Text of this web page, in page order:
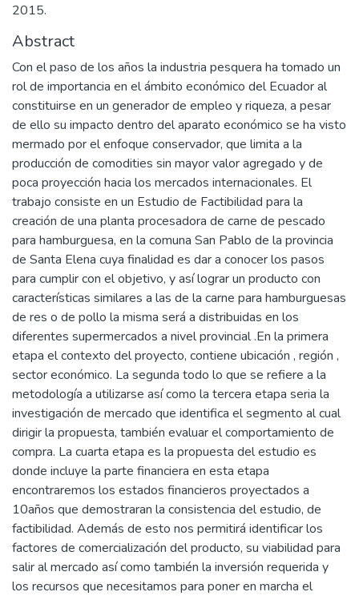
2015.
Abstract
Con el paso de los años la industria pesquera ha tomado un
rol de importancia en el ámbito económico del Ecuador al
constituirse en un generador de empleo y riqueza, a pesar
de ello su impacto dentro del aparato económico se ha visto
mermado por el enfoque conservador, que limita a la
producción de comodities sin mayor valor agregado y de
poca proyección hacia los mercados internacionales. El
trabajo consiste en un Estudio de Factibilidad para la
creación de una planta procesadora de carne de pescado
para hamburguesa, en la comuna San Pablo de la provincia
de Santa Elena cuya finalidad es dar a conocer los pasos
para cumplir con el objetivo, y así lograr un producto con
características similares a las de la carne para hamburguesas
de res o de pollo la misma será a distribuidas en los
diferentes supermercados a nivel provincial .En la primera
etapa el contexto del proyecto, contiene ubicación , región ,
sector económico. La segunda todo lo que se refiere a la
metodología a utilizarse así como la tercera etapa seria la
investigación de mercado que identifica el segmento al cual
dirigir la propuesta, también evaluar el comportamiento de
compra. La cuarta etapa es la propuesta del estudio es
donde incluye la parte financiera en esta etapa
encontraremos los estados financieros proyectados a
10años que demostraran la consistencia del estudio, de
factibilidad. Además de esto nos permitirá identificar los
factores de comercialización del producto, su viabilidad para
salir al mercado así como también la inversión requerida y
los recursos que necesitamos para poner en marcha el